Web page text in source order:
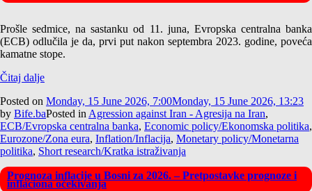
Prošle sedmice, na sastanku od 11. juna, Evropska centralna banka
(ECB) odlučila je da, prvi put nakon septembra 2023. godine, poveća
kamatne stope.
Čitaj dalje
Posted on Monday, 15 June 2026, 7:00Monday, 15 June 2026, 13:23
by Bife.baPosted in Agression against Iran - Agresija na Iran,
ECB/Evropska centralna banka, Economic policy/Ekonomska politika,
Eurozone/Zona eura, Inflation/Inflacija, Monetary policy/Monetarna
politika, Short research/Kratka istraživanja
Prognoza inflacije u Bosni za 2026. – Pretpostavke prognoze i
inflaciona očekivanja